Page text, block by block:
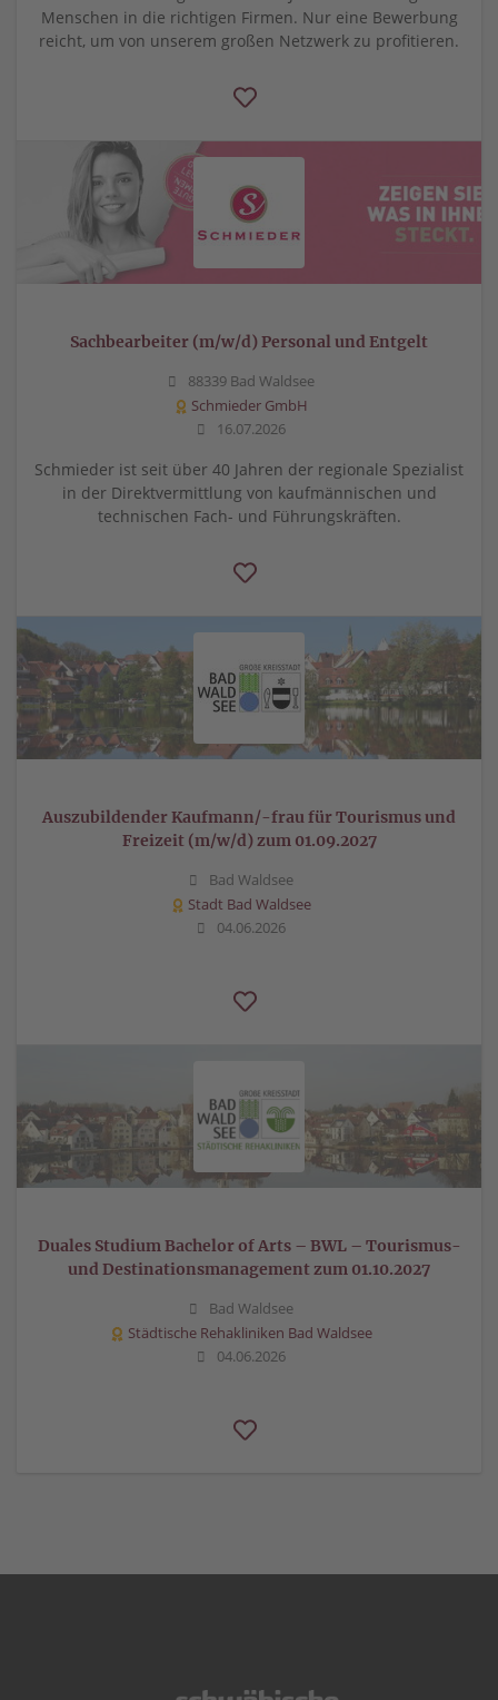
Menschen in die richtigen Firmen. Nur eine Bewerbung
reicht, um von unserem großen Netzwerk zu profitieren.
Sachbearbeiter (m/w/d) Personal und Entgelt
88339 Bad Waldsee
Schmieder GmbH
16.07.2026
Schmieder ist seit über 40 Jahren der regionale Spezialist
in der Direktvermittlung von kaufmännischen und
technischen Fach- und Führungskräften.
Auszubildender Kaufmann/-frau für Tourismus und
Freizeit (m/w/d) zum 01.09.2027
Bad Waldsee
Stadt Bad Waldsee
04.06.2026
Duales Studium Bachelor of Arts – BWL – Tourismus-
und Destinationsmanagement zum 01.10.2027
Bad Waldsee
Städtische Rehakliniken Bad Waldsee
04.06.2026